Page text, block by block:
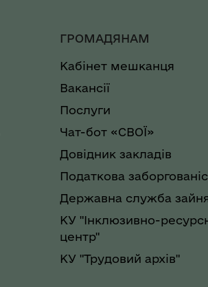
ГРОМАДЯНАМ
Кабінет мешканця
Вакансії
Послуги
Чат-бот «СВОЇ»
Довідник закладів
Податкова
Державна служба
КУ "Інклюзивно-
центр"
КУ "Трудовий архів"